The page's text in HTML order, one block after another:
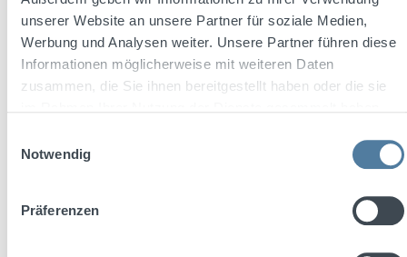
unserer Website an unsere Partner für soziale Medien,
Werbung und Analysen weiter. Unsere Partner führen diese
Informationen möglicherweise mit weiteren Daten
zusammen, die Sie ihnen bereitgestellt haben oder die sie
Notwendig
Präferenzen
THREE SIXTY Vodka Acai 0,33l 10% Vol.